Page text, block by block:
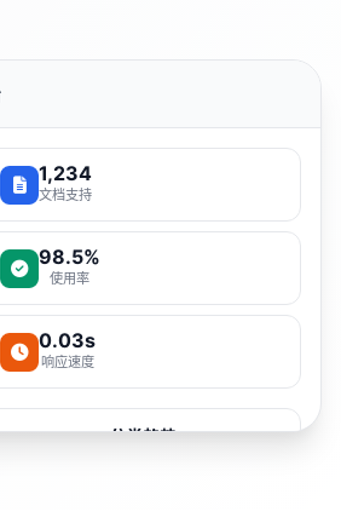
1,234
文档支持
98.5%
使用率
0.03s
响应速度
分类趋势